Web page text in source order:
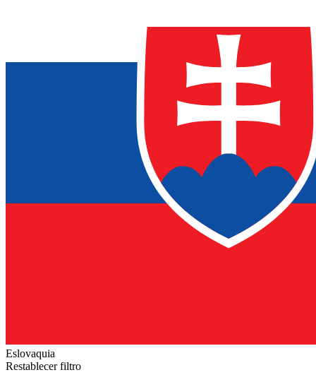
Eslovaquia
Restablecer filtro